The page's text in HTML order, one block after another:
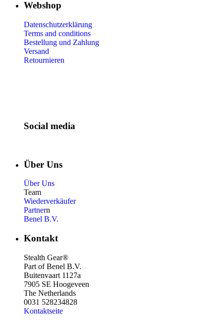
Webshop
Datenschutzerklärung
Terms and conditions
Bestellung und Zahlung
Versand
Retournieren
Social media
Über Uns
Über Uns
Team
Wiederverkäufer
Partnern
Benel B.V.
Kontakt
Stealth Gear®
Part of Benel B.V.
Buitenvaart 1127a
7905 SE Hoogeveen
The Netherlands
0031 528234828
Kontaktseite